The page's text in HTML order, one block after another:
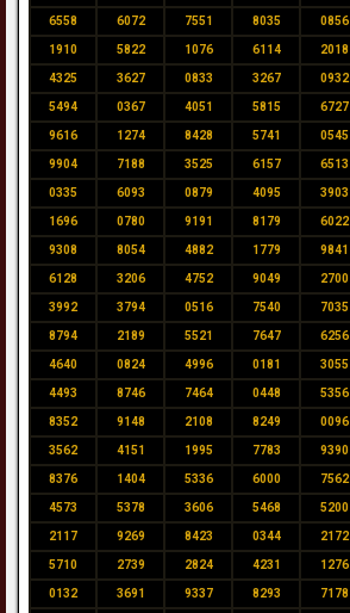
6558 6072 7551 8035 0856
1910 5822 1076 6114 2018
4325 3627 0833 3267 0932
5494 0367 4051 5815 6727
9616 1274 8428 5741 0545
9904 7188 3525 6157 6513
0335 6093 0879 4095 3903
1696 0780 9191 8179 6022
9308 8054 4882 1779 9841
6128 3206 4752 9049 2700
3992 3794 0516 7540 7035
8794 2189 5521 7647 6256
4640 0824 4996 0181 3055
4493 8746 7464 0448 5356
8352 9148 2108 8249 0096
3562 4151 1995 7783 9390
8376 1404 5336 6000 7562
4573 5378 3606 5468 5200
2117 9269 8423 0344 2172
5710 2739 2824 4231 1276
0132 3691 9337 8293 7178